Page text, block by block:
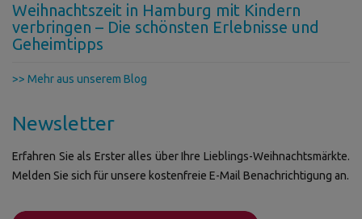
Weihnachtszeit in Hamburg mit Kindern
verbringen – Die schönsten Erlebnisse und
Geheimtipps
>> Mehr aus unserem Blog
Newsletter
Erfahren Sie als Erster alles über Ihre Lieblings-Weihnachtsmärkte.
Melden Sie sich für unsere kostenfreie E-Mail Benachrichtigung an.